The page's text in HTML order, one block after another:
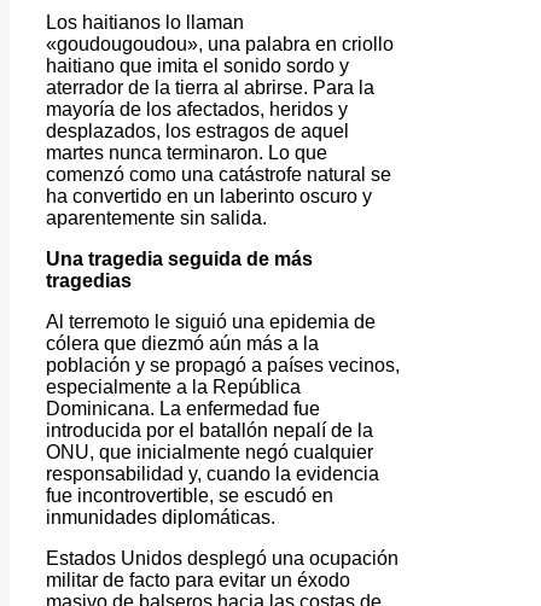
Los haitianos lo llaman
«goudougoudou», una palabra en criollo
haitiano que imita el sonido sordo y
aterrador de la tierra al abrirse. Para la
mayoría de los afectados, heridos y
desplazados, los estragos de aquel
martes nunca terminaron. Lo que
comenzó como una catástrofe natural se
ha convertido en un laberinto oscuro y
aparentemente sin salida.
Una tragedia seguida de más
tragedias
Al terremoto le siguió una epidemia de
cólera que diezmó aún más a la
población y se propagó a países vecinos,
especialmente a la República
Dominicana. La enfermedad fue
introducida por el batallón nepalí de la
ONU, que inicialmente negó cualquier
responsabilidad y, cuando la evidencia
fue incontrovertible, se escudó en
inmunidades diplomáticas.
Estados Unidos desplegó una ocupación
militar de facto para evitar un éxodo
masivo de balseros hacia las costas de